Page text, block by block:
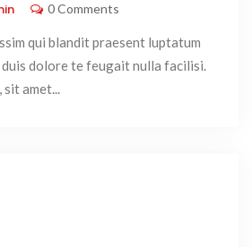
0 Comments
qui blandit praesent luptatum
dolore te feugait nulla facilisi.
sit amet...